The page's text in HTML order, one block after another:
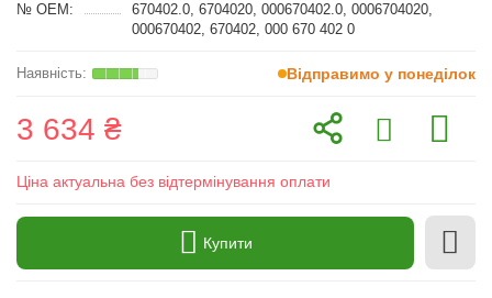
№ OEM:
670402.0, 6704020, 000670402.0, 0006704020,
000670402, 670402, 000 670 402 0
Відправимо у понеділок
3 634 ₴
Ціна актуальна без відтермінування оплати
Купити